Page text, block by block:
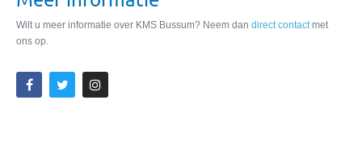
Wilt u meer informatie over KMS Bussum? Neem dan direct contactmet
ons op.